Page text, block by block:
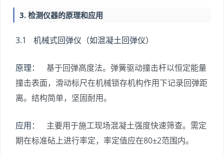
3. 检测仪器的原理和应用
3.1 机械式回弹仪（如混凝土回弹仪）
原理：
基于回弹高度法。弹簧驱动撞击杆以恒定能量
撞击表面，滑动标尺在机械锁存机构作用下记录回弹距
离。结构简单，坚固耐用。
应用：
主要用于施工现场混凝土强度快速筛查。需定
期在标准砧上进行率定，率定值应在80±2范围内。